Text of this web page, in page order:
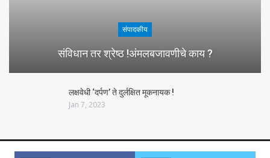
संपादकीय
संविधान तर श्रेष्ठ !अंमलबजावणीचे काय ?
लक्षवेधी ‘दर्पण’ ते दुर्लक्षित मूकनायक !
Jan 7, 2023